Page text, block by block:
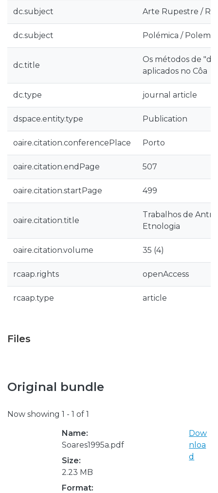
dc.subject Arte Rupestre /
dc.subject Polémica / Polemic
dc.title
Os métodos de
aplicados no Côa
dc.type journal article
dspace.entity.type Publication
oaire.citation.conferencePlace Porto
oaire.citation.endPage 507
oaire.citation.startPage 499
oaire.citation.title
Trabalhos de
Etnologia
oaire.citation.volume 35 (4)
rcaap.rights openAccess
rcaap.type article
Files
Original bundle
Now showing 1 - 1 of 1
Name:
Soares1995a.pdf
Size:
2.23 MB
Format:
Dow
nloa
d